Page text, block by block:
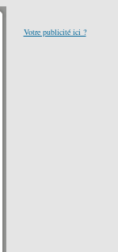
Votre publicité ici ?